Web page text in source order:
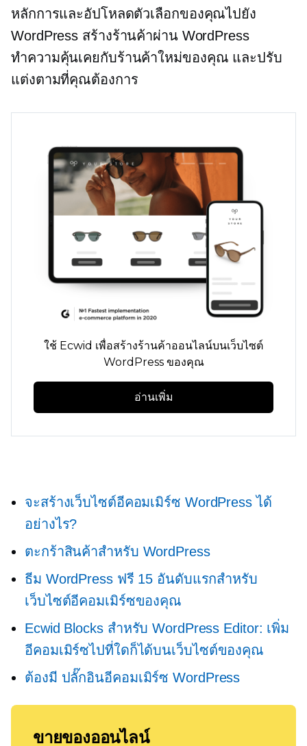
หลักการและอัปโหลดตัวเลือกของคุณไปยัง
WordPress สร้างร้านค้าผ่าน WordPress
ทำความคุ้นเคยกับร้านค้าใหม่ของคุณ และปรับ
แต่งตามที่คุณต้องการ
ใช้ Ecwid เพื่อสร้างร้านค้าออนไลน์บนเว็บไซต์
WordPress ของคุณ
อ่านเพิ่ม
จะสร้างเว็บไซต์อีคอมเมิร์ซ WordPress ได้
อย่างไร?
ตะกร้าสินค้าสำหรับ WordPress
ธีม WordPress ฟรี 15 อันดับแรกสำหรับ
เว็บไซต์อีคอมเมิร์ซของคุณ
Ecwid Blocks สำหรับ WordPress Editor: เพิ่ม
อีคอมเมิร์ซไปที่ใดก็ได้บนเว็บไซต์ของคุณ
ต้องมี ปลั๊กอินอีคอมเมิร์ซ WordPress
ขายของออนไลน์